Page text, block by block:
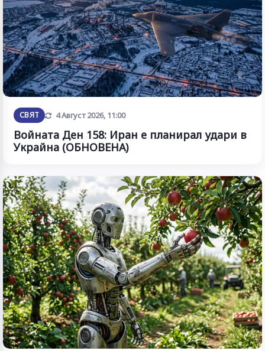
СВЯТ Обновена
4 Август 2026, 11:00
Войната Ден 158: Иран е планирал удари в
Украйна (ОБНОВЕНА)